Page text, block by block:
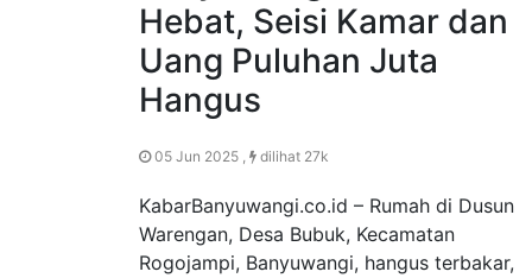
Hebat, Seisi Kamar dan
Uang Puluhan Juta
Hangus
05 Jun 2025 , dilihat 27k
KabarBanyuwangi.co.id – Rumah di Dusun
Warengan, Desa Bubuk, Kecamatan
Rogojampi, Banyuwangi, hangus terbakar,